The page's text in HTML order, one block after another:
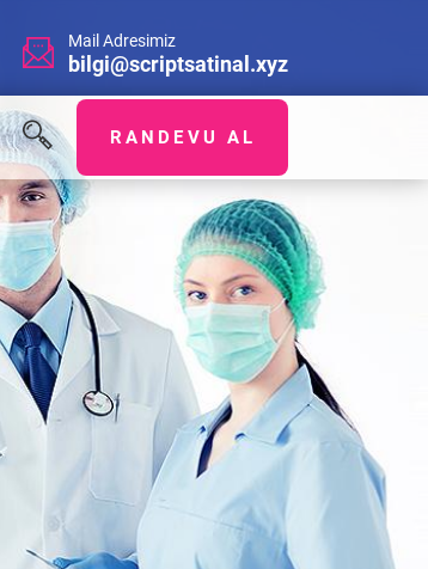
Mail Adresimiz
bilgi@scriptsatinal.xyz
RANDEVU AL